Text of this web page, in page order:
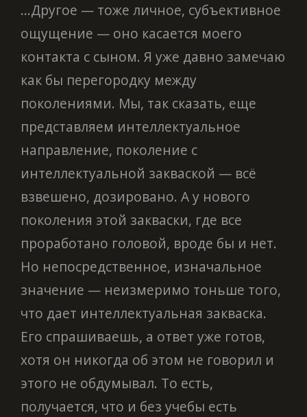
...Другое — тоже личное, субъективное
ощущение — оно касается моего
контакта с сыном. Я уже давно замечаю
как бы перегородку между
поколениями. Мы, так сказать, еще
представляем интеллектуальное
направление, поколение с
интеллектуальной закваской — всё
взвешено, дозировано. А у нового
поколения этой закваски, где все
проработано головой, вроде бы и нет.
Но непосредственное, изначальное
значение — неизмеримо тоньше того,
что дает интеллектуальная закваска.
Его спрашиваешь, а ответ уже готов,
хотя он никогда об этом не говорил и
этого не обдумывал. То есть,
получается, что и без учебы есть